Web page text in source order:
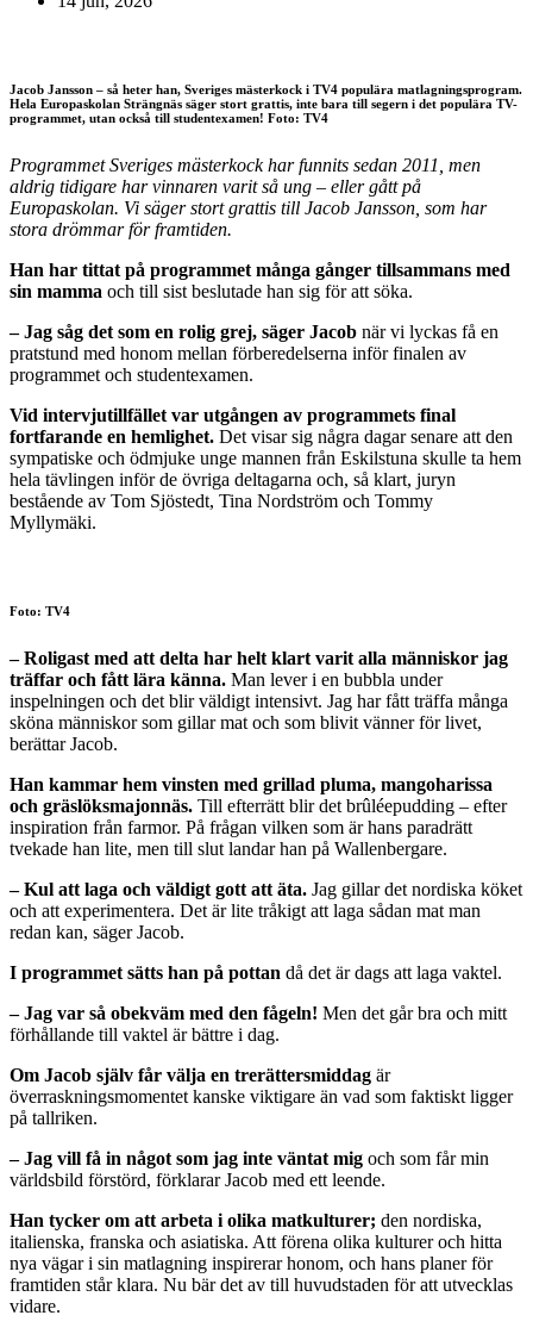
Jacob Jansson – så heter han, Sveriges mästerkock i TV4 populära matlagningsprogram.
Hela Europaskolan Strängnäs säger stort grattis, inte bara till segern i det populära TV-
programmet, utan också till studentexamen! Foto: TV4
Programmet Sveriges mästerkock har funnits sedan 2011, men
aldrig tidigare har vinnaren varit så ung – eller gått på
Europaskolan. Vi säger stort grattis till Jacob Jansson, som har
stora drömmar för framtiden.
Han har tittat på programmet många gånger tillsammans med
sin mamma och till sist beslutade han sig för att söka.
– Jag såg det som en rolig grej, säger Jacob när vi lyckas få en
pratstund med honom mellan förberedelserna inför finalen av
programmet och studentexamen.
Vid intervjutillfället var utgången av programmets final
fortfarande en hemlighet. Det visar sig några dagar senare att den
sympatiske och ödmjuke unge mannen från Eskilstuna skulle ta hem
hela tävlingen inför de övriga deltagarna och, så klart, juryn
bestående av Tom Sjöstedt, Tina Nordström och Tommy
Myllymäki.
Foto: TV4
– Roligast med att delta har helt klart varit alla människor jag
träffar och fått lära känna. Man lever i en bubbla under
inspelningen och det blir väldigt intensivt. Jag har fått träffa många
sköna människor som gillar mat och som blivit vänner för livet,
berättar Jacob.
Han kammar hem vinsten med grillad pluma, mangoharissa
och gräslöksmajonnäs. Till efterrätt blir det brûléepudding – efter
inspiration från farmor. På frågan vilken som är hans paradrätt
tvekade han lite, men till slut landar han på Wallenbergare.
– Kul att laga och väldigt gott att äta. Jag gillar det nordiska köket
och att experimentera. Det är lite tråkigt att laga sådan mat man
redan kan, säger Jacob.
I programmet sätts han på pottan då det är dags att laga vaktel.
– Jag var så obekväm med den fågeln! Men det går bra och mitt
förhållande till vaktel är bättre i dag.
Om Jacob själv får välja en trerättersmiddag är
överraskningsmomentet kanske viktigare än vad som faktiskt ligger
på tallriken.
– Jag vill få in något som jag inte väntat mig och som får min
världsbild förstörd, förklarar Jacob med ett leende.
Han tycker om att arbeta i olika matkulturer; den nordiska,
italienska, franska och asiatiska. Att förena olika kulturer och hitta
nya vägar i sin matlagning inspirerar honom, och hans planer för
framtiden står klara. Nu bär det av till huvudstaden för att utvecklas
vidare.